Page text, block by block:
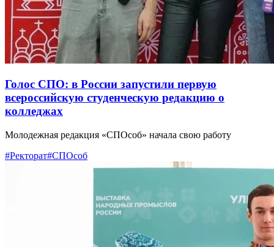
Голос СПО: в России запустили первую
всероссийскую студенческую редакцию о
колледжах
Молодежная редакция «СПОсоб» начала свою работу
#Ректорат#СПОсоб